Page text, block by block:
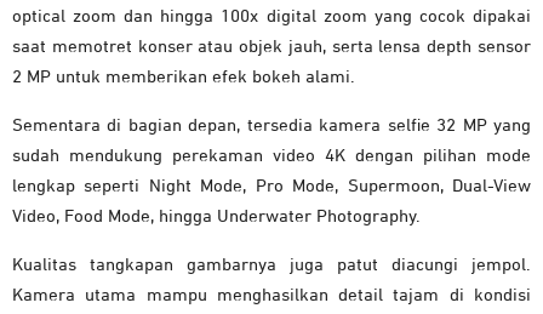
optical zoom dan hingga 100x digital zoom yang cocok dipakai
saat memotret konser atau objek jauh, serta lensa depth sensor
2 MP untuk memberikan efek bokeh alami.
Sementara di bagian depan, tersedia kamera selfie 32 MP yang
sudah mendukung perekaman video 4K dengan pilihan mode
lengkap seperti Night Mode, Pro Mode, Supermoon, Dual-View
Video, Food Mode, hingga Underwater Photography.
Kualitas tangkapan gambarnya juga patut diacungi jempol.
Kamera utama mampu menghasilkan detail tajam di kondisi